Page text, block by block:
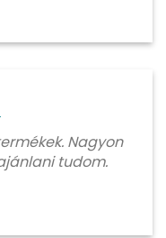
Nagyon
tudom.